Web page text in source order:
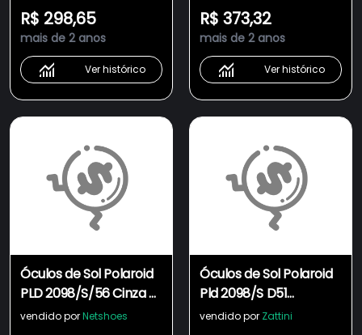
R$ 298,65
mais de 2 anos
Ver histórico
R$ 373,32
mais de 2 anos
Ver histórico
Óculos de Sol Polaroid
PLD 2098/S/56 Cinza -
Polarizado
vendido porNetshoes
Óculos de Sol Polaroid
Pld 2098/S D51
Polarizado - 56 Preto
vendido por Zattini